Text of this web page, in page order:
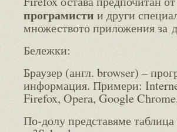
програмисти и други
множеството приложения за
Бележки:
Браузер (англ. browser) –
информация. Примери:
Firefox, Opera, Google
По-долу представяме таблица